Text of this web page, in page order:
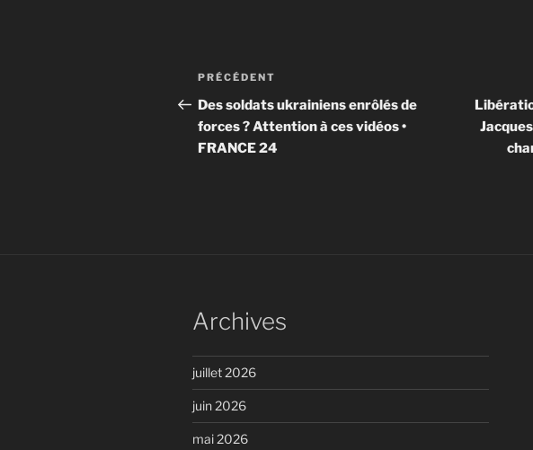
Navigation
de
l’article
Article
précédent
PRÉCÉDENT
Des soldats ukrainiens enrôlés de
forces ? Attention à ces vidéos •
FRANCE 24
Archives
juillet 2026
juin 2026
mai 2026